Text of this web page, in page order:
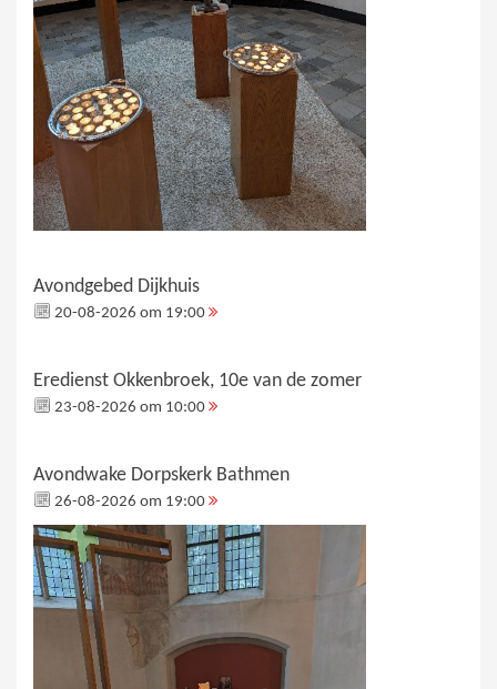
Avondgebed Dijkhuis
20-08-2026 om 19:00
Eredienst Okkenbroek, 10e van de zomer
23-08-2026 om 10:00
Avondwake Dorpskerk Bathmen
26-08-2026 om 19:00